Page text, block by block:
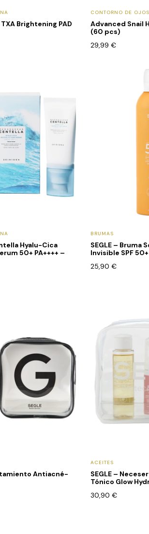
Brightening PAD
CONTORNO DE OJOS
Advanced Snail
(60 pcs)
29,99 €
Hyalu-Cica
50+ PA++++ –
BRUMAS
SEGLE – Bruma
Invisible SPF 50+
25,90 €
Antiacné-
ACEITES
SEGLE –
Tónico Glow
30,90 €